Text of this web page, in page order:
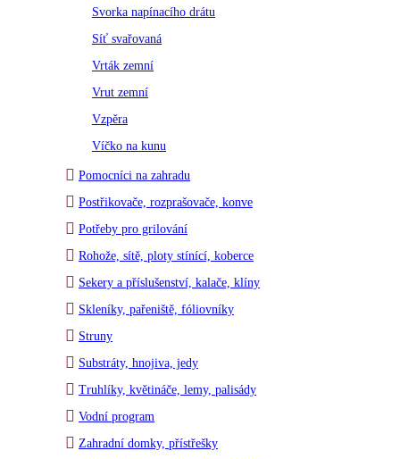
Svorka napínacího drátu
Síť svařovaná
Vrták zemní
Vrut zemní
Vzpěra
Víčko na kunu
Pomocníci na zahradu
Postřikovače, rozprašovače, konve
Potřeby pro grilování
Rohože, sítě, ploty stínící, koberce
Sekery a příslušenství, kalače, klíny
Skleníky, pařeniště, fóliovníky
Struny
Substráty, hnojiva, jedy
Truhlíky, květináče, lemy, palisády
Vodní program
Zahradní domky, přístřešky